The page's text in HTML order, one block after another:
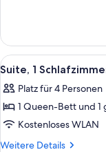
anzeigen
(ADA,
Roll-
in
Alle
Fotos
für
Suite,
1
Schlafzimmer,
6
Suite, 1
Platz für 4 Personen
1 Queen-Bett und 1
Kostenloses WLAN
Weitere Details
Weitere